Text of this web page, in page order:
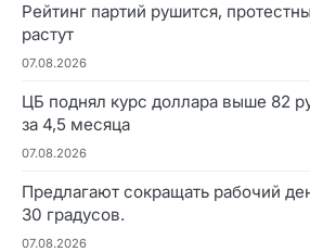
Рейтинг партий рушится,
растут
07.08.2026
ЦБ поднял курс доллара выше 82
за 4,5 месяца
07.08.2026
Предлагают сокращать рабочий
30 градусов.
07.08.2026